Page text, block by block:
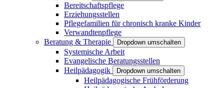
Bereitschaftspflege
Erziehungsstellen
Pflegefamilien für chronisch kranke Kinder
Verwandtenpflege
Beratung & Therapie
Dropdown umschalten
Systemische Arbeit
Evangelische Beratungsstellen
Heilpädagogik
Dropdown umschalten
Heilpädagogische Frühförderung